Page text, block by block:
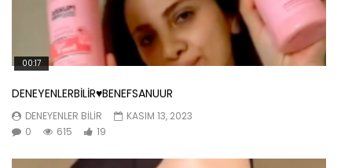
00:17
DENEYENLERBİLİR♥️BENEFSANUUR
DENEYENLER BILIR
KASIM 13, 2023
0
615 19